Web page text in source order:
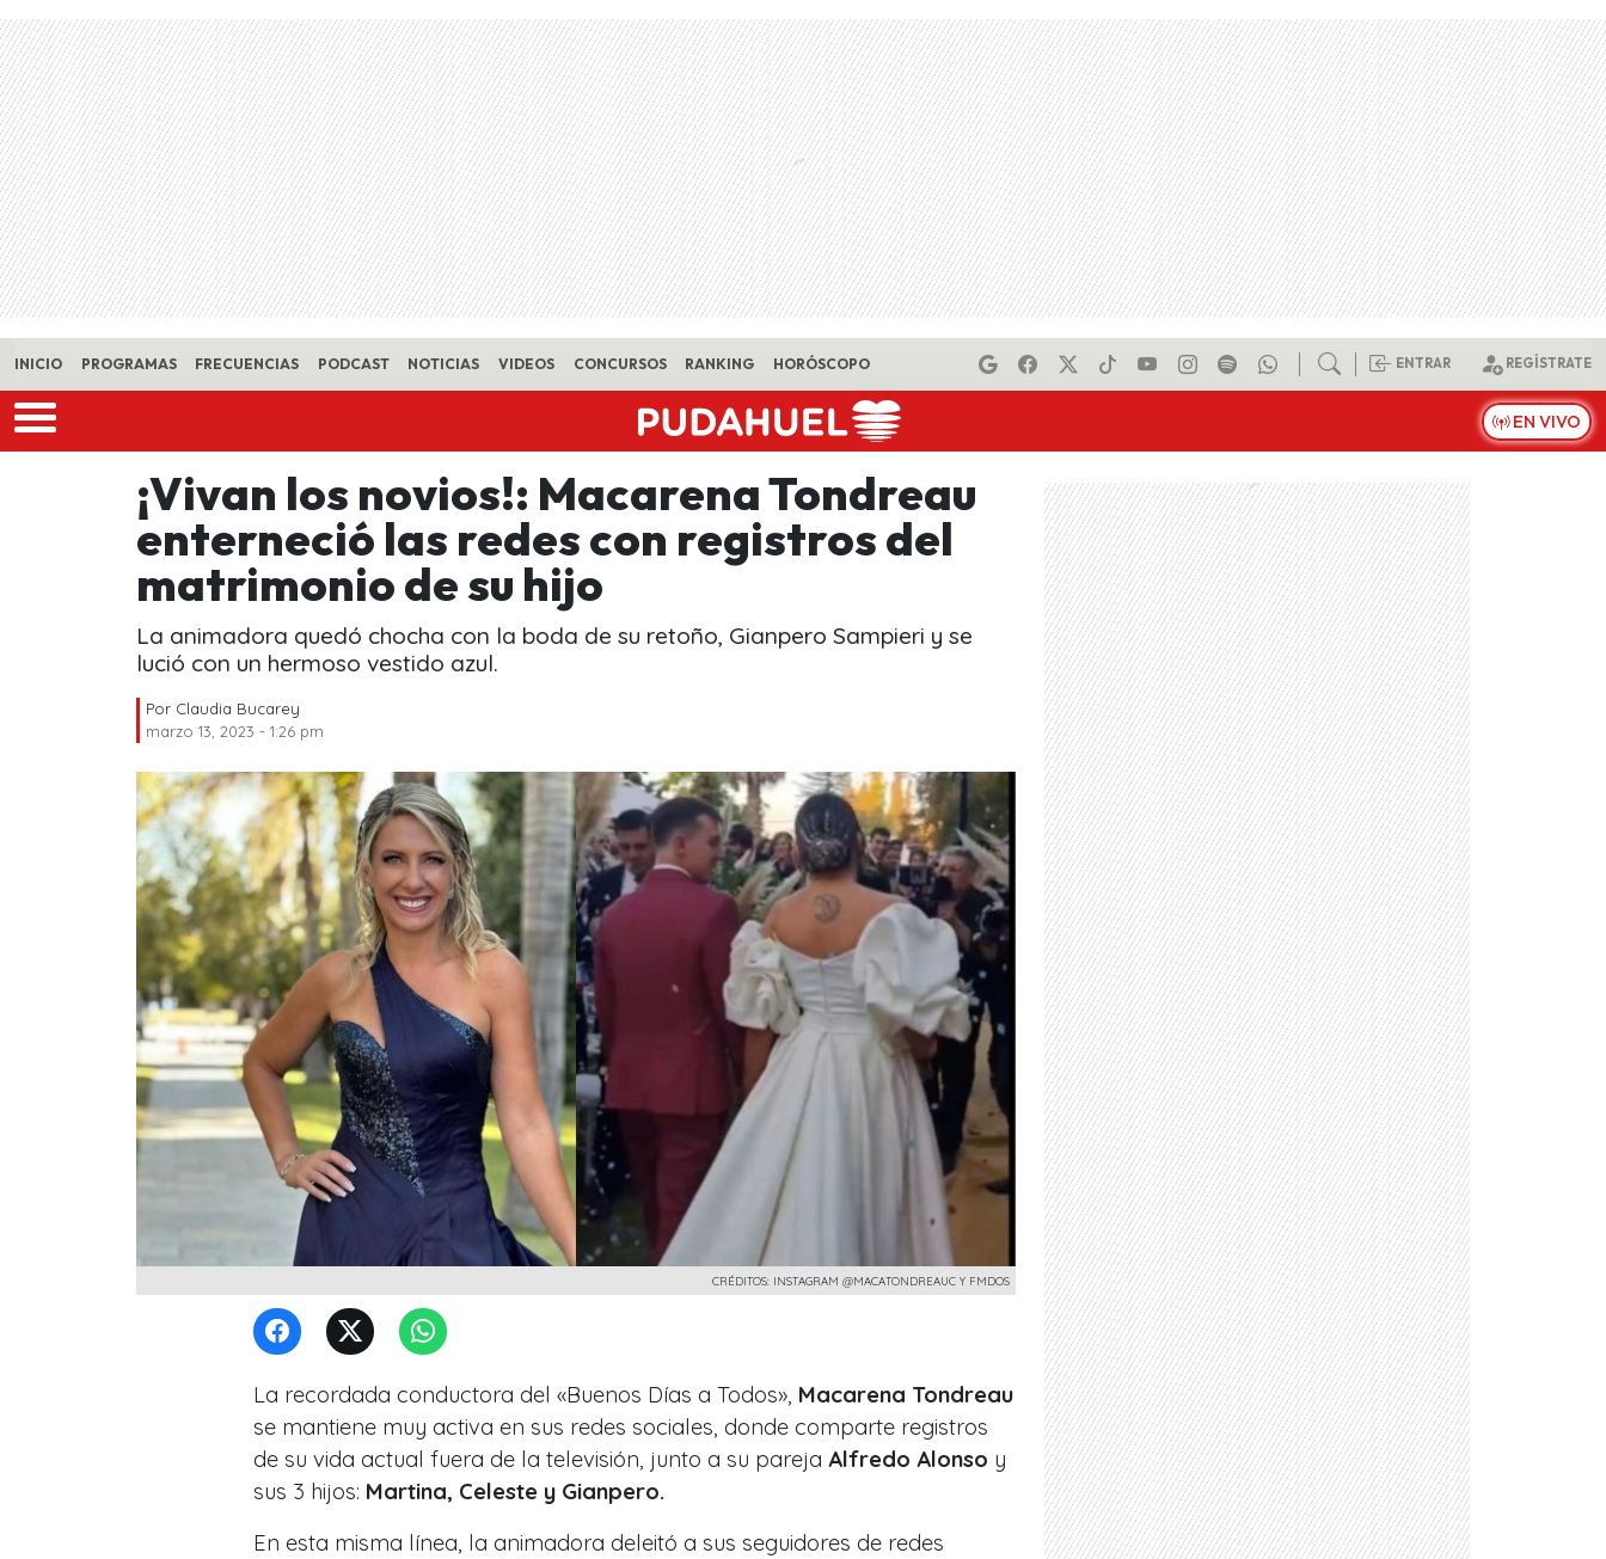
Skip to main content
INICIO PROGRAMAS FRECUENCIAS PODCAST NOTICIAS VIDEOS CONCURSOS RANKING HORÓSCOPO ENTRAR REGÍSTRATE
EN VIVO
¡Vivan los novios!: Macarena Tondreau
enterneció las redes con registros del
matrimonio de su hijo
La animadora quedó chocha con la boda de su retoño, Gianpero Sampieri y se
lució con un hermoso vestido azul.
Por Claudia Bucarey
marzo 13, 2023 - 1:26 pm
CRÉDITOS: INSTAGRAM @MACATONDREAUC Y FMDOS
La recordada conductora del «Buenos Días a Todos», Macarena Tondreau
se mantiene muy activa en sus redes sociales , donde comparte registros
de su vida actual fuera de la televisión, junto a su pareja Alfredo Alonso y
sus 3 hijos: Martina, Celeste y Gianpero.
En esta misma línea, la animadora deleitó a sus seguidores de redes